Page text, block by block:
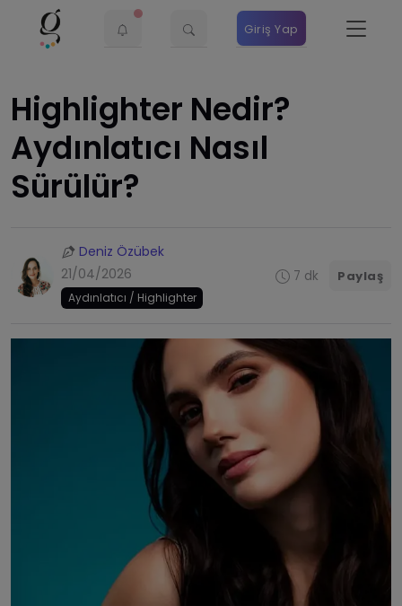
Giriş Yap
Highlighter Nedir?
Aydınlatıcı Nasıl
Sürülür?
Deniz Özübek
21/04/2026
Aydınlatıcı / Highlighter
7 dk Paylaş